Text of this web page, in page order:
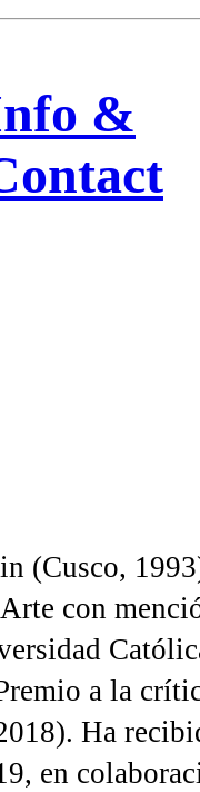
&
(Cusco,
con
a la
Ha
en